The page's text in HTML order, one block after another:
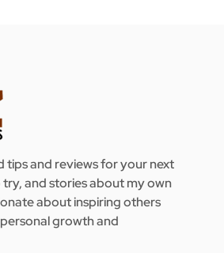
tips and reviews for your next
and stories about my own
about inspiring others
growth and